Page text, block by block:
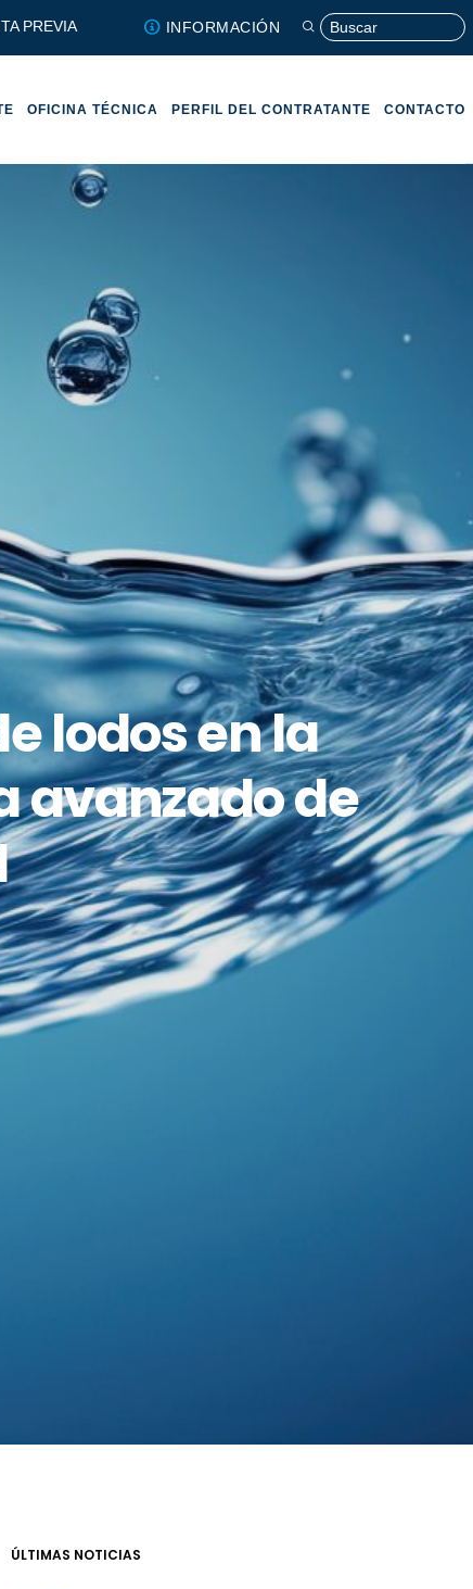
PREVIA INFORMACIÓN
OFICINA TÉCNICA PERFIL DEL CONTRATANTE CONTACTO
lodos en la
avanzado de
ÚLTIMAS NOTICIAS